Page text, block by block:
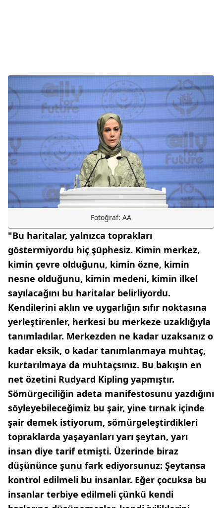
Fotoğraf: AA
"Bu haritalar, yalnızca toprakları
göstermiyordu hiç şüphesiz. Kimin merkez,
kimin çevre olduğunu, kimin özne, kimin
nesne olduğunu, kimin medeni, kimin ilkel
sayılacağını bu haritalar belirliyordu.
Kendilerini aklın ve uygarlığın sıfır noktasına
yerleştirenler, herkesi bu merkeze uzaklığıyla
tanımladılar. Merkezden ne kadar uzaksanız o
kadar eksik, o kadar tanımlanmaya muhtaç,
kurtarılmaya da muhtaçsınız. Bu bakışın en
net özetini Rudyard Kipling yapmıştır.
Sömürgeciliğin adeta manifestosunu yazdığını
söyleyebileceğimiz bu şair, yine tırnak içinde
şair demek istiyorum, sömürgeleştirdikleri
topraklarda yaşayanları yarı şeytan, yarı
insan diye tarif etmişti. Üzerinde biraz
düşününce şunu fark ediyorsunuz: Şeytansa
kontrol edilmeli bu insanlar. Eğer çocuksa bu
insanlar terbiye edilmeli çünkü kendi